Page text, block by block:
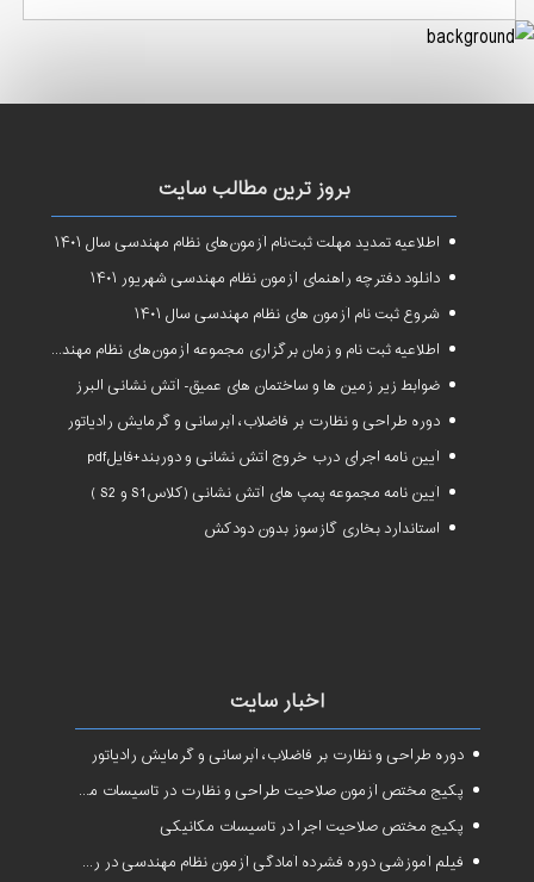
بروز ترین مطالب سایت
اطلاعیه تمدید مهلت ثبت‌نام آزمون‌های نظام مهندسی سال ۱۴۰۱
دانلود دفترچه راهنمای آزمون نظام مهندسی شهریور ۱۴۰۱
شروع ثبت نام آزمون های نظام مهندسی سال ۱۴۰۱
اطلاعیه ثبت نام و زمان برگزاری مجموعه آزمون‌های نظام مهندسی ساختمان سال ۱۴۰۱
ضوابط زیر زمین ها و ساختمان های عمیق- آتش نشانی البرز
دوره طراحی و نظارت بر فاضلاب، آبرسانی و گرمایش رادیاتور
آیین نامه اجرای درب خروج آتش نشانی و دوربند+فایلpdf
آیین نامه مجموعه پمپ های آتش نشانی (کلاسS1 و S2 )
استاندارد بخاری گازسوز بدون دودکش
اخبار سایت
دوره طراحی و نظارت بر فاضلاب، آبرسانی و گرمایش رادیاتور
پکیج مختص آزمون صلاحیت طراحی و نظارت در تاسیسات مکانیکی
پکیج مختص صلاحیت اجرا در تاسیسات مکانیکی
فیلم آموزشی دوره فشرده آمادگی آزمون نظام مهندسی در رشته طراحی و نظارت تاسیسات مکانیکی ساختمان